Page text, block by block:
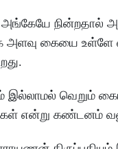
நின்றதால்
கையை உள்ளே
இல்லாமல் வெறும்
என்று கண்டனம்